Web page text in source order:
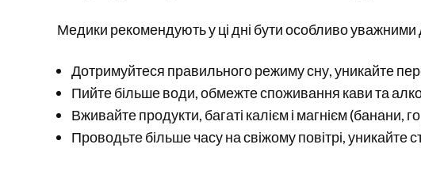
Медики рекомендують у ці дні бути особливо уважними
Дотримуйтеся правильного режиму сну, уникайте
Пийте більше води, обмежте споживання кави та
Вживайте продукти, багаті калієм і магнієм (банани,
Проводьте більше часу на свіжому повітрі, уникайте